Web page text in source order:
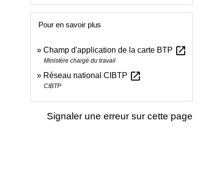
Pour en savoir plus
Champ d'application de la carte BTP open_in_new
Ministère chargé du travail
Réseau national CIBTP open_in_new
CIBTP
Signaler une erreur sur cette page